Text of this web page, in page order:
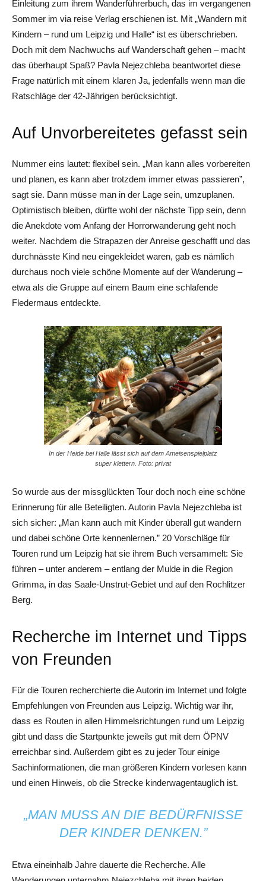
Einleitung zum ihrem Wanderführerbuch, das im vergangenen
Sommer im via reise Verlag erschienen ist. Mit „Wandern mit
Kindern – rund um Leipzig und Halle“ ist es überschrieben.
Doch mit dem Nachwuchs auf Wanderschaft gehen – macht
das überhaupt Spaß? Pavla ­Nejezchleba beantwortet diese
Frage natürlich mit einem klaren Ja, jedenfalls wenn man die
Ratschläge der 42-Jährigen berücksichtigt.
Auf Unvorbereitetes gefasst sein
Nummer eins lautet: flexibel sein. „Man kann alles vorbereiten
und planen, es kann aber trotzdem immer etwas passieren”,
sagt sie. Dann müsse man in der Lage sein, umzuplanen.
Optimistisch bleiben, dürfte wohl der nächste Tipp sein, denn
die Anekdote vom Anfang der Horrorwanderung geht noch
weiter. Nachdem die Strapazen der Anreise geschafft und das
durchnässte Kind neu eingekleidet waren, gab es nämlich
durchaus noch viele schöne Momente auf der Wanderung –
etwa als die Gruppe auf einem Baum eine schlafende
Fledermaus entdeckte.
In der Heide bei Halle lässt sich auf dem Ameisenspielplatz
super klettern. Foto: privat
So wurde aus der missglückten Tour doch noch eine schöne
Erinnerung für alle Beteiligten. Autorin Pavla Nejezchleba ist
sich sicher: „Man kann auch mit Kinder überall gut wandern
und dabei schöne Orte kennenlernen.” 20 Vorschläge für
Touren rund um Leipzig hat sie ihrem Buch versammelt: Sie
führen – unter anderem – entlang der Mulde in die Region
Grimma, in das Saale-Unstrut-Gebiet und auf den Rochlitzer
Berg.
Recherche im Internet und Tipps
von Freunden
Für die Touren recherchierte die Autorin im Internet und folgte
Empfehlungen von Freunden aus Leipzig. Wichtig war ihr,
dass es Routen in allen Himmelsrichtungen rund um Leipzig
gibt und dass die Startpunkte jeweils gut mit dem ÖPNV
erreichbar sind. Außerdem gibt es zu jeder Tour einige
Sachinformationen, die man größeren Kindern vorlesen kann
und einen Hinweis, ob die Strecke kinderwagentauglich ist.
„MAN MUSS AN DIE BEDÜRFNISSE
DER KINDER DENKEN.”
Etwa eineinhalb Jahre dauerte die Recherche. Alle